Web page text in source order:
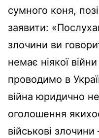
сумного коня,
заявити:
злочини ви
немає ніякої
проводимо в
війна юридично
оголошення
військові